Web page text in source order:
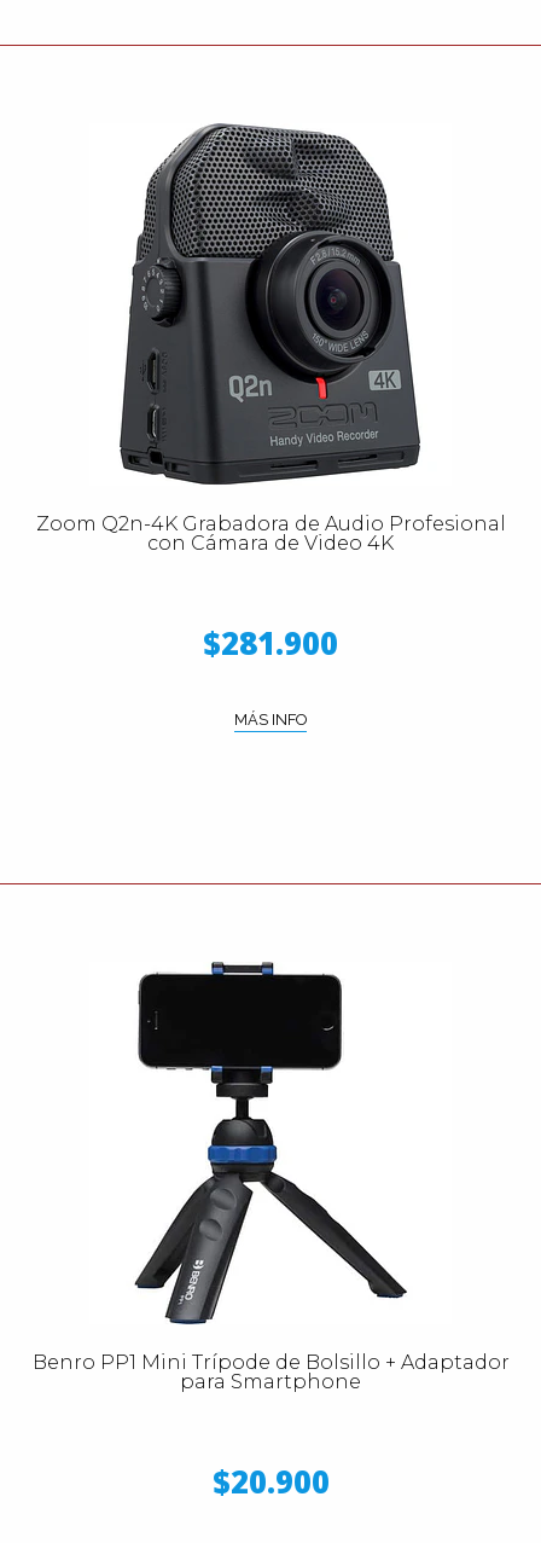
Zoom Q2n-4K Grabadora de Audio Profesional
con Cámara de Video 4K
$281.900
MÁS INFO
Benro PP1 Mini Trípode de Bolsillo + Adaptador
para Smartphone
$20.900